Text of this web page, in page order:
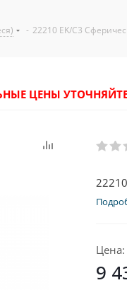
- 22210 EK/C3
ЦЕНЫ
Цена:
9